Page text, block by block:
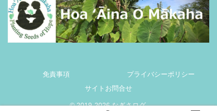
免責事項
プライバシーポリシー
サイトお問合せ
© 2019-2026 なぎさログ.